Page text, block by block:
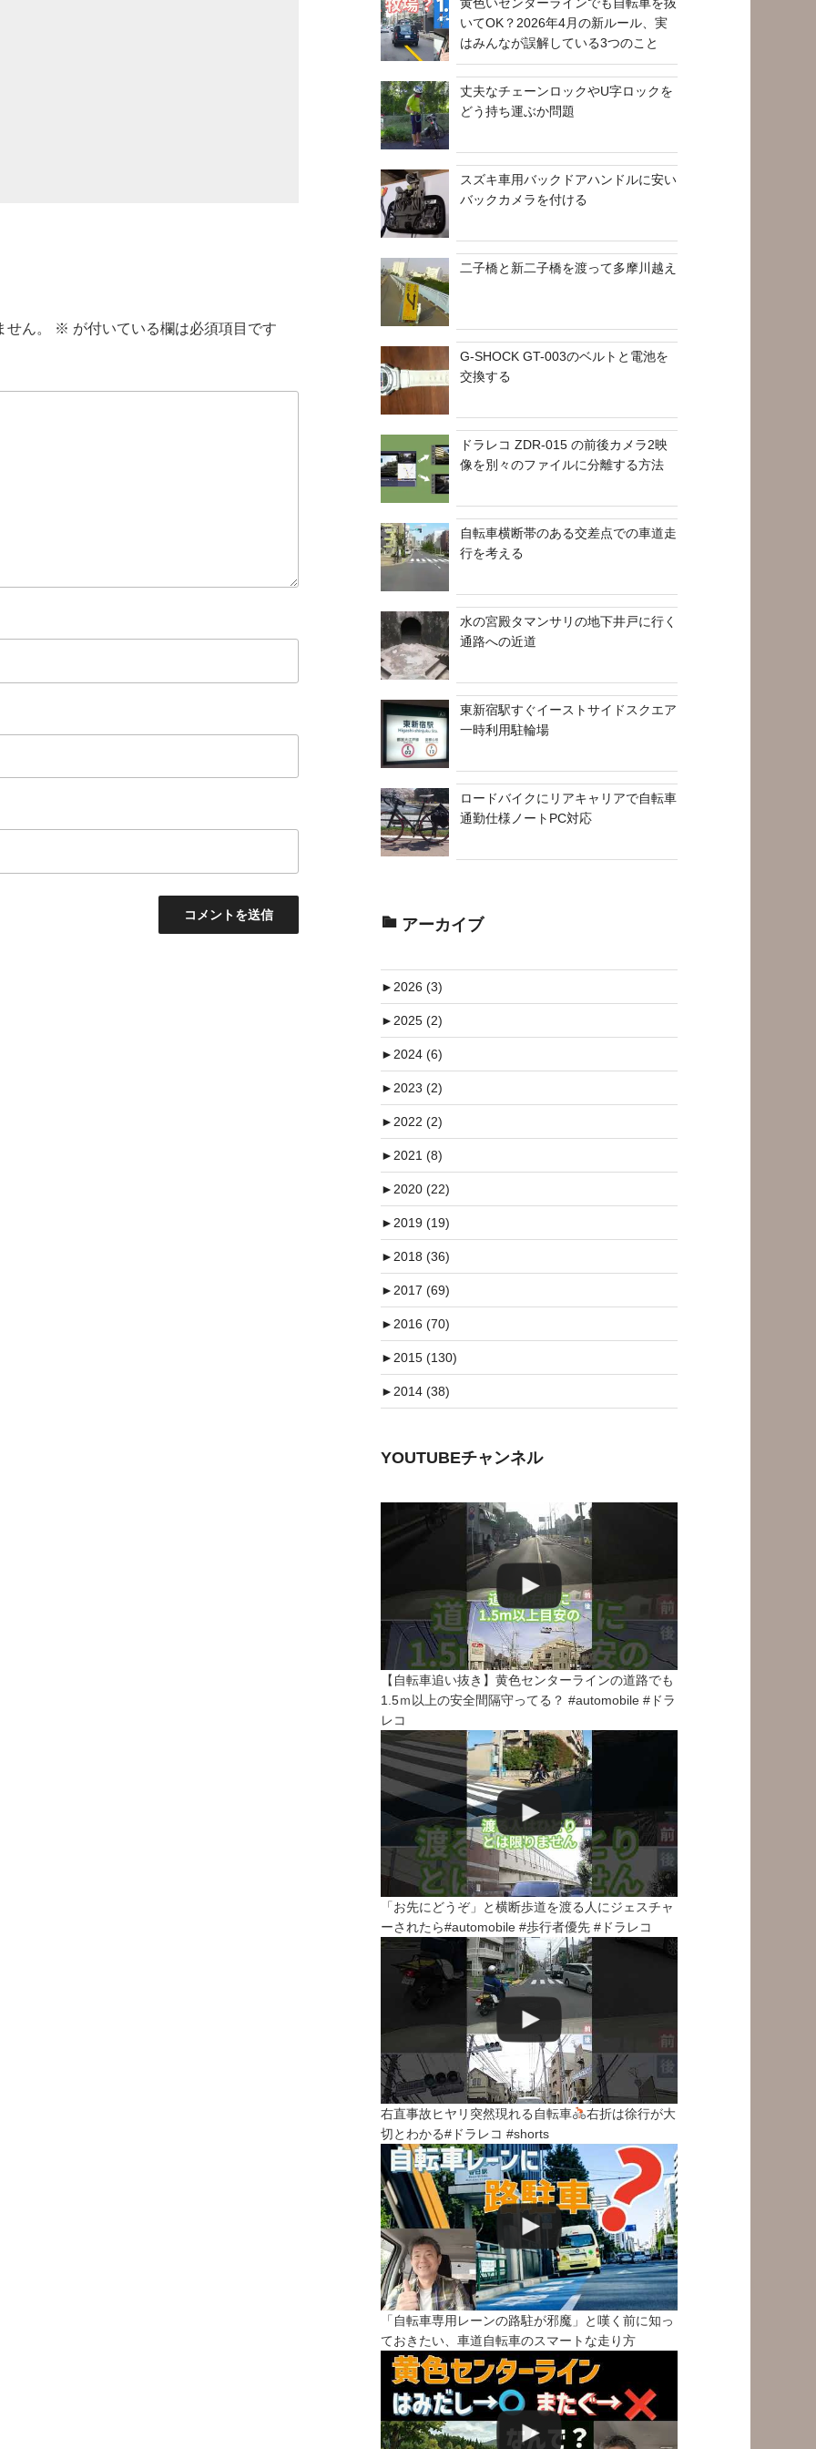
ん。 ※ が付いている欄は必須項目です
いてOK？2026年4月の新ルール、実
はみんなが誤解している3つのこと
丈夫なチェーンロックやU字ロックを
どう持ち運ぶか問題
スズキ車用バックドアハンドルに安い
バックカメラを付ける
二子橋と新二子橋を渡って多摩川越え
G-SHOCK GT-003のベルトと電池を
交換する
ドラレコ ZDR-015 の前後カメラ2映
像を別々のファイルに分離する方法
自転車横断帯のある交差点での車道走
行を考える
水の宮殿タマンサリの地下井戸に行く
通路への近道
東新宿駅すぐイーストサイドスクエア
一時利用駐輪場
ロードバイクにリアキャリアで自転車
通勤仕様ノートPC対応
アーカイブ
►2026 (3)
►2025 (2)
►2024 (6)
►2023 (2)
►2022 (2)
►2021 (8)
►2020 (22)
►2019 (19)
►2018 (36)
►2017 (69)
►2016 (70)
►2015 (130)
►2014 (38)
YOUTUBEチャンネル
【自転車追い抜き】黄色センターラインの道路でも
1.5ｍ以上の安全間隔守ってる？ #automobile #ドラ
レコ
「お先にどうぞ」と横断歩道を渡る人にジェスチャ
ーされたら#automobile #歩行者優先 #ドラレコ
右直事故ヒヤリ突然現れる自転車
右折は徐行が大
切とわかる#ドラレコ #shorts
「自転車専用レーンの路駐が邪魔」と嘆く前に知っ
ておきたい、車道自転車のスマートな走り方